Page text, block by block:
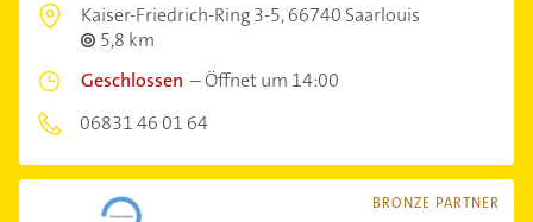
Kaiser-Friedrich-Ring 3-5,66740 Saarlouis
5,8 km
Geschlossen –Öffnet um 14:00
06831 46 01 64
BRONZE PARTNER